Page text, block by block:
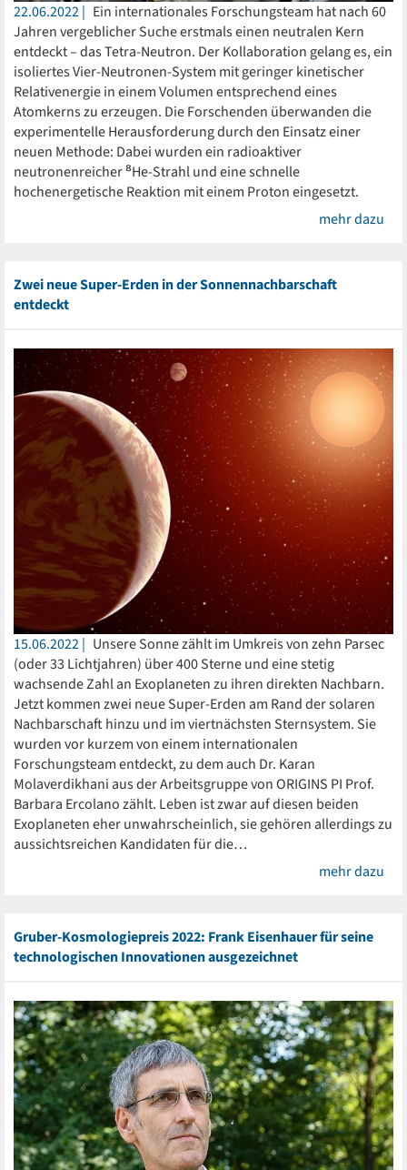
22.06.2022
Ein internationales Forschungsteam hat nach 60
Jahren vergeblicher Suche erstmals einen neutralen Kern
entdeckt – das Tetra-Neutron. Der Kollaboration gelang es, ein
isoliertes Vier-Neutronen-System mit geringer kinetischer
Relativenergie in einem Volumen entsprechend eines
Atomkerns zu erzeugen. Die Forschenden überwanden die
experimentelle Herausforderung durch den Einsatz einer
neuen Methode: Dabei wurden ein radioaktiver
neutronenreicher ⁸He-Strahl und eine schnelle
hochenergetische Reaktion mit einem Proton eingesetzt.
mehr dazu
Zwei neue Super-Erden in der Sonnennachbarschaft
entdeckt
15.06.2022
Unsere Sonne zählt im Umkreis von zehn Parsec
(oder 33 Lichtjahren) über 400 Sterne und eine stetig
wachsende Zahl an Exoplaneten zu ihren direkten Nachbarn.
Jetzt kommen zwei neue Super-Erden am Rand der solaren
Nachbarschaft hinzu und im viertnächsten Sternsystem. Sie
wurden vor kurzem von einem internationalen
Forschungsteam entdeckt, zu dem auch Dr. Karan
Molaverdikhani aus der Arbeitsgruppe von ORIGINS PI Prof.
Barbara Ercolano zählt. Leben ist zwar auf diesen beiden
Exoplaneten eher unwahrscheinlich, sie gehören allerdings zu
aussichtsreichen Kandidaten für die…
mehr dazu
Gruber-Kosmologiepreis 2022: Frank Eisenhauer für seine
technologischen Innovationen ausgezeichnet